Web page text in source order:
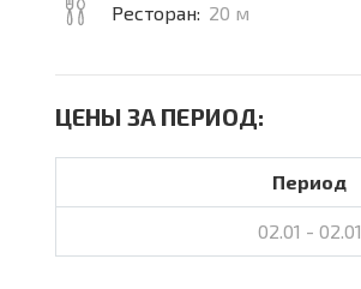
Ресторан: 20 м
ЦЕНЫ ЗА ПЕРИОД:
Период
02.01 - 02.01